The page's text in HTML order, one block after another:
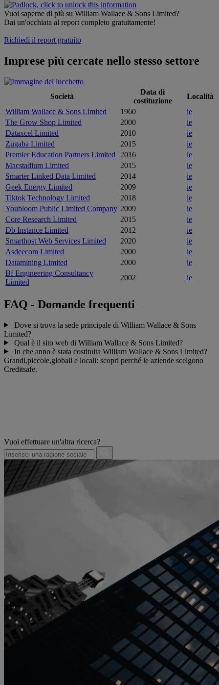
Vuoi saperne di più su William Wallace & Sons Limited?
Dai un'occhiata al report completo gratuitamente!
Richiedi il report gratuito
Imprese più cercate nello stesso settore
Società
Data di
costituzione
Località
William Wallace & Sons Limited
1960
ie
The Grow Shop Limited
2000
ie
Dataxcel Limited
2010
ie
Zugaba Limited
2015
ie
Premier Education Partners Limited
2016
ie
Macstadium Limited
2015
ie
Smarter Linked Data Limited
2014
ie
Geek Energy Limited
2009
ie
Tiktok Technology Limited
2018
ie
Youbloom Public Limited Company 2009
ie
Core Research Limited
2015
ie
Db Instance Limited
2012
ie
Smarthost Web Services Limited
2020
ie
Asdeecom Limited
2000
ie
Datamining Limited
2000
ie
Bf Engineering Consultancy
Limited
2002 ie
FAQ - Domande frequenti
Dove si trova la sede principale di William Wallace & Sons
Limited?
Qual è il sito web di William Wallace & Sons Limited?
In che anno è stata costituita William Wallace & Sons Limited?
Grandi,piccole,globali e locali: scopri perché le aziende scelgono
Creditsafe.
Vuoi effettuare un'altra ricerca?